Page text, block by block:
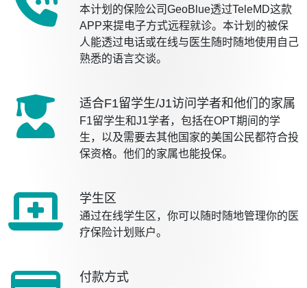
本计划的保险公司GeoBlue透过TeleMD这款
APP来提电子方式远程就诊。本计划的被保
人能透过电话或在线与医生随时随地使用自己
熟悉的语言交谈。
适合F1留学生/J1访问学者和他们的家属
F1留学生和J1学者，包括在OPT期间的学
生，以及需要去其他国家的美国公民都符合投
保资格。他们的家属也能投保。
学生区
通过在线学生区，你可以随时随地管理你的医
疗保险计划账户。
付款方式